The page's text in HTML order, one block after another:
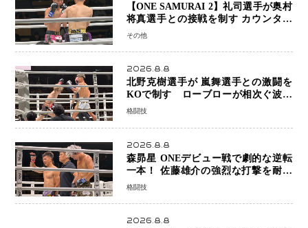
【ONE SAMURAI 2】礼司選手が奥村
将真選手との接戦を制す カウンター
と正確な打撃で判定勝利
その他
2026.8.8
北野克樹選手が 嵐舞選手との激闘を
KOで制す ローブローが相次ぐ波乱
の展開…涙の勝利「生まれてくる娘の
格闘技
2026.8.8
森昴星 ONEデビュー戦で劇的な逆転
一本！ 佐藤雄介の強烈な打撃を耐え
抜き、リアネイキッドチョークで勝利
格闘技
2026.8.8